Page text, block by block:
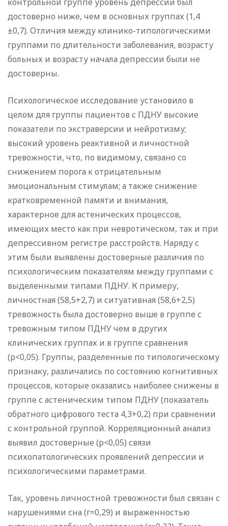
достоверно ниже, чем в основных группах (1,4
±0,7). Отличия между клинико-типологическими
группами по длительности заболевания, возрасту
больных и возрасту начала депрессии были не
достоверны.
Психологическое исследование установило в
целом для группы пациентов с ПДНУ высокие
показатели по экстраверсии и нейротизму;
высокий уровень реактивной и личностной
тревожности, что, по видимому, связано со
снижением порога к отрицательным
эмоциональным стимулам; а также снижение
кратковременной памяти и внимания,
характерное для астенических процессов,
имеющих место как при невротическом, так и при
депрессивном регистре расстройств. Наряду с
этим были выявлены достоверные различия по
психологическим показателям между группами с
выделенными типами ПДНУ. К примеру,
личностная (58,5+2,7) и ситуативная (58,6+2,5)
тревожность была достоверно выше в группе с
тревожным типом ПДНУ чем в других
клинических группах и в группе сравнения
(р<0,05). Группы, разделенные по типологическому
признаку, различались по состоянию когнитивных
процессов, которые оказались наиболее снижены в
группе с астеническим типом ПДНУ (показатель
обратного цифрового теста 4,3+0,2) при сравнении
с контрольной группой. Корреляционный анализ
выявил достоверные (р<0,05) связи
психопатологических проявлений депрессии и
психологическими параметрами.
Так, уровень личностной тревожности был связан с
нарушениями сна (г=0,29) и выраженностью